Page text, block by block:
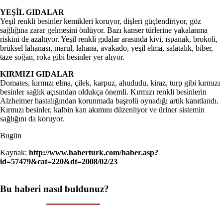
YEŞİL GIDALAR
Yeşil renkli besinler kemikleri koruyor, dişleri güçlendiriyor, göz
sağlığına zarar gelmesini önlüyor. Bazı kanser türlerine yakalanma
riskini de azaltıyor. Yeşil renkli gıdalar arasında kivi, ıspanak, brokoli,
brüksel lahanası, marul, lahana, avakado, yeşil elma, salatalık, biber,
taze soğan, roka gibi besinler yer alıyor.
KIRMIZI GIDALAR
Domates, kırmızı elma, çilek, karpuz, ahududu, kiraz, turp gibi kırmızı
besinler sağlık açısından oldukça önemli. Kırmızı renkli besinlerin
Alzheimer hastalığından korunmada başrolü oynadığı artık kanıtlandı.
Kırmızı besinler, kalbin kan akımını düzenliyor ve üriner sistemin
sağlığını da koruyor.
Bugün
Kaynak: http://www.haberturk.com/haber.asp?
id=57479&cat=220&dt=2008/02/23
Bu haberi nasıl buldunuz?